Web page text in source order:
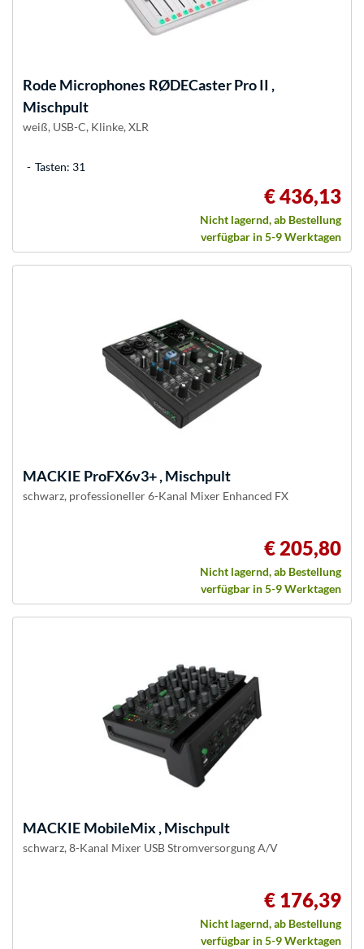
Rode Microphones RØDECaster Pro II ,
Mischpult
weiß, USB-C, Klinke, XLR
Tasten: 31
€ 436,13
Nicht lagernd, ab Bestellung
verfügbar in 5-9 Werktagen
MACKIE ProFX6v3+ , Mischpult
schwarz, professioneller 6-Kanal Mixer Enhanced FX
€ 205,80
Nicht lagernd, ab Bestellung
verfügbar in 5-9 Werktagen
MACKIE MobileMix , Mischpult
schwarz, 8-Kanal Mixer USB Stromversorgung A/V
€ 176,39
Nicht lagernd, ab Bestellung
verfügbar in 5-9 Werktagen